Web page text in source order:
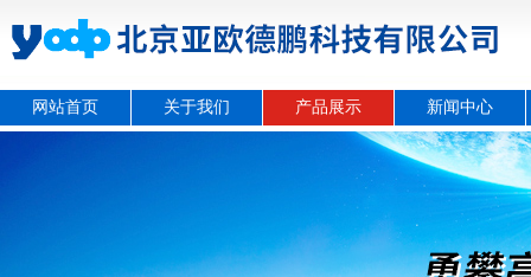
网站首页 关于我们 产品展示 新闻中心